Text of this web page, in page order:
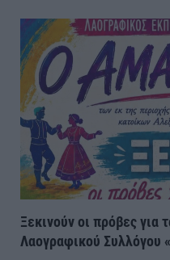
Ξεκινούν οι πρόβες για
Λαογραφικού